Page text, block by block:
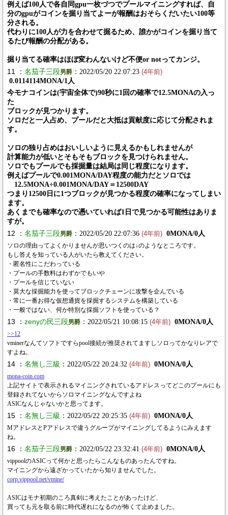
例えば100人で各自同gpu一枚づつでプールマイニングすれば、自
分のgpuがコインを掘り当てよーが報酬はおそらくだいたい100等
分される。
代わりに100人が力を合わせて掘るため、誰かがコインを掘り当て
るたび報酬の分配がある。
掘り当てる確率はほぼ変わんないけど不便or notってカンジ。
11 ： 名茄子三段男爵 ：2022/05/20 22:07:23 (4年前)
0.0114114MONA/1人
今モナコインは(宇宙全体で)90秒に1回の確率で12.5MONAの入っ
た
ブロックが見つかります。
ソロだと一人占め、プールだと大抵は貢献度に応じて分配されま
す。
ソロの独り占めはおいしいように見えるかもしれませんが
計算能力が低いとそもそもブロックを見つけられません。
ソロでもプールでも採掘量は結局は同じ程度になります。
例えばプールで0.001MONA/DAY程度の能力だとソロでは
12.5MONA÷0.001MONA/DAY＝12500DAY
つまり12500日に1つブロックが見つかる程度の確率になってしまい
ます。
あくまでも確率なので憑いていれば1日で見つかる可能性はありま
すが。
12 ： 名茄子三段男爵 ：2022/05/20 22:07:36 (4年前) 0MONA/0人
ソロの理由ってよくかりませんが思いつくのは↓のようなところです。
もし答えを知っている人がいたら教えてください。
・匿名性にこだわっている
・プールの手数料はわずかでもいや
・プールを信じていない
・莫大な採掘能力を使ってブロックチェーンに攻撃を企んでいる
・常に一番お得な仮想通貨を採掘するシステムを構築している
・一般ではない、何か特別な採掘ソフトを使っている？
13 ： zenyの民三段男爵 ：2022/05/21 10:08:15 (4年前) 0MONA/0人
>>12
vminerなんてソフトですらpool接続が推奨されてますしソロってかなりレアで
すよね。
14 ： 名無し三級 ：2022/05/22 20:24:32 (4年前) 0MONA/0人
mona-coin.com
上記サイトで表示されるマイニングされているアドレスってどこのプールにも
登録されてないからソロマイニングなんですよね
ASICなんじゃないかと思ってます。
15 ： 名無し三級 ：2022/05/22 20:25:35 (4年前) 0MONA/0人
MアドレスとPアドレスで違うグループがマイニングしてるようにみえます
ね。
16 ： 名茄子三段男爵 ：2022/05/22 23:32:41 (4年前) 0MONA/0人
vippoolのASICって何かと思ったらこんなものあったんですね。
マイニングから遠ざかっていたから知りませんでした。
corp.vippool.net/vmine/
ASICはモナ初期のころ真剣に考えたことがあったけど、
買っても元を取る前に時代遅れになるのが怖くて止めました。